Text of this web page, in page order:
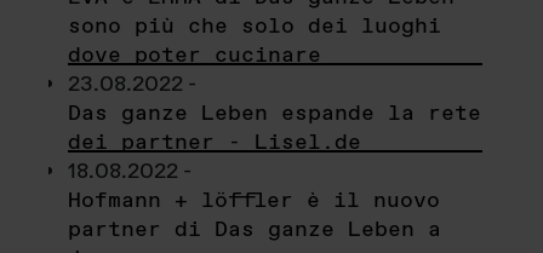
sono più che solo dei luoghi
dove poter cucinare
23.08.2022 -
Das ganze Leben espande la rete
dei partner - Lisel.de
18.08.2022 -
Hofmann + löffler è il nuovo
partner di Das ganze Leben a